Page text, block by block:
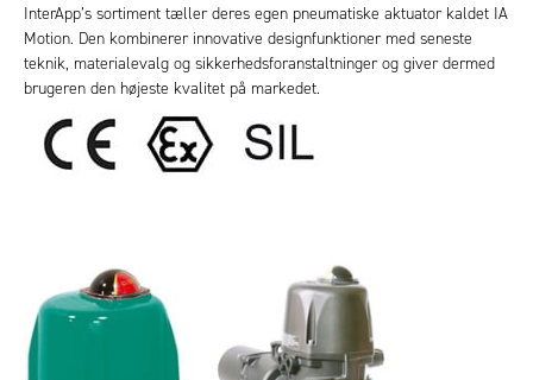
InterApp’s sortiment tæller deres egen pneumatiske aktuator kaldet IA
Motion. Den kombinerer innovative designfunktioner med seneste
teknik, materialevalg og sikkerhedsforanstaltninger og giver dermed
brugeren den højeste kvalitet på markedet.